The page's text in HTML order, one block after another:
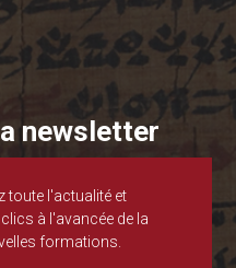
newsletter
toute l'actualité et
à l'avancée de la
formations.